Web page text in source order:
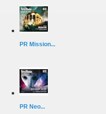
PR Mission...
PR Neo...